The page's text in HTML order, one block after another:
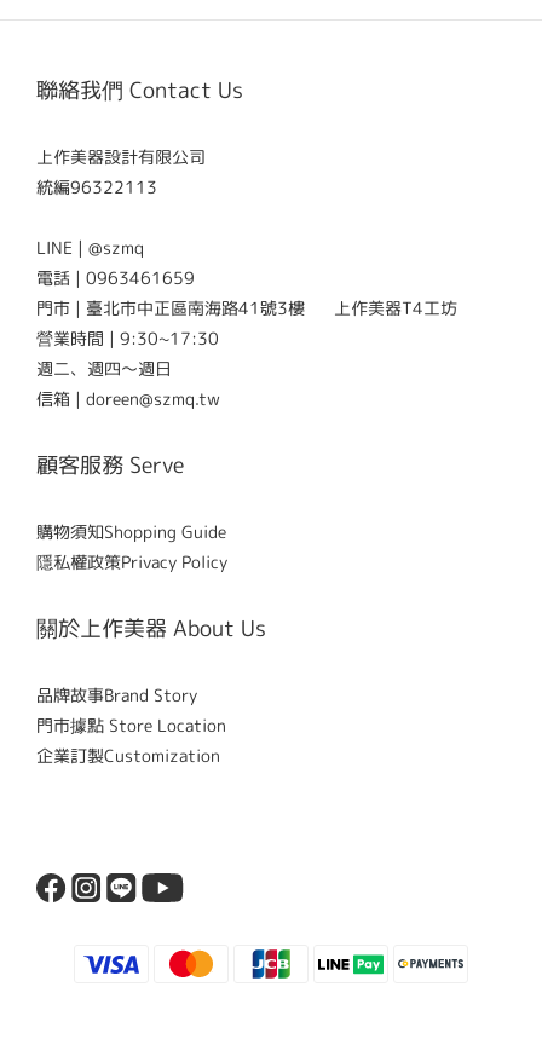
聯絡我們 Contact Us
上作美器設計有限公司
統編96322113
LINE | @szmq
電話 | 0963461659
門市 | 臺北市中正區南海路41號3樓 上作美器T4工坊
營業時間 | 9:30~17:30
週二、週四～週日
信箱 | doreen@szmq.tw
顧客服務 Serve
購物須知Shopping Guide
隱私權政策Privacy Policy
關於上作美器 About Us
品牌故事Brand Story
門市據點 Store Location
企業訂製Customization